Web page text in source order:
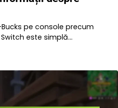
pe console precum
este simplă…